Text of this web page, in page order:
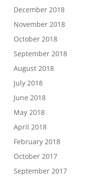
December 2018
November 2018
October 2018
September 2018
August 2018
July 2018
June 2018
May 2018
April 2018
February 2018
October 2017
September 2017